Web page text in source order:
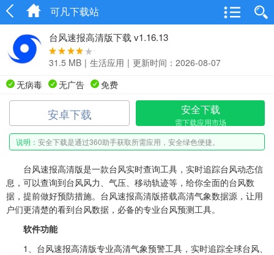
可凡下载站
台风速报高清版下载 v1.16.13
31.5 MB | 生活应用 | 更新时间：2026-08-07
无病毒
无广告 免费
安卓下载 安全下载
需下载应用市场
说明： 安全下载是通过360助手获取所需应用，安全绿色便捷。
台风速报高清版是一款台风实时查询工具，实时追踪台风动态信
息，可以查询到台风风力、气压、移动轨迹等，给你全面的台风数
据，提前做好预防措施。台风速报高清版搭载高清气象数据源，让用
户们更清楚的看到台风数据，必备的专业台风预测工具。
软件功能
1、台风速报高清版专业高清气象预警工具，实时追踪全球台风、